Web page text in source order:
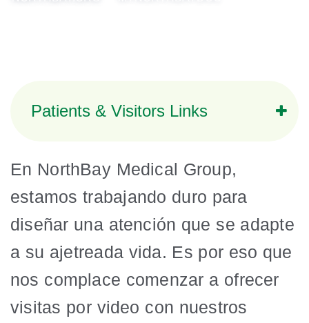
Patients & Visitors Links
En NorthBay Medical Group,
estamos trabajando duro para
diseñar una atención que se adapte
a su ajetreada vida. Es por eso que
nos complace comenzar a ofrecer
visitas por video con nuestros